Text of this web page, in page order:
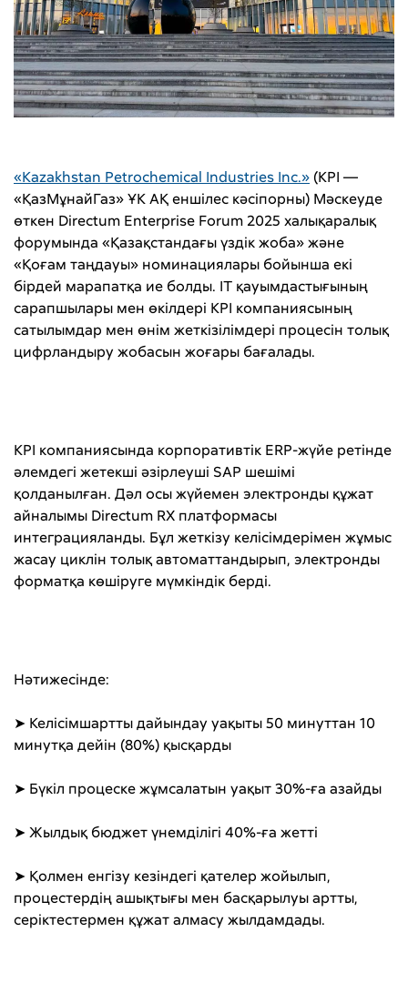
«Kazakhstan Petrochemical Industries Inc.» (KPI —
«ҚазМұнайГаз» ҰК АҚ еншілес кәсіпорны) Мәскеуде
өткен Directum Enterprise Forum 2025 халықаралық
форумында «Қазақстандағы үздік жоба» және
«Қоғам таңдауы» номинациялары бойынша екі
бірдей марапатқа ие болды. IT қауымдастығының
сарапшылары мен өкілдері KPI компаниясының
сатылымдар мен өнім жеткізілімдері процесін толық
цифрландыру жобасын жоғары бағалады.
KPI компаниясында корпоративтік ERP-жүйе ретінде
әлемдегі жетекші әзірлеуші SAP шешімі
қолданылған. Дәл осы жүйемен электронды құжат
айналымы Directum RX платформасы
интеграцияланды. Бұл жеткізу келісімдерімен жұмыс
жасау циклін толық автоматтандырып, электронды
форматқа көшіруге мүмкіндік берді.
Нәтижесінде:
➤ Келісімшартты дайындау уақыты 50 минуттан 10
минутқа дейін (80%) қысқарды
➤ Бүкіл процеске жұмсалатын уақыт 30%-ға азайды
➤ Жылдық бюджет үнемділігі 40%-ға жетті
➤ Қолмен енгізу кезіндегі қателер жойылып,
процестердің ашықтығы мен басқарылуы артты,
серіктестермен құжат алмасу жылдамдады.